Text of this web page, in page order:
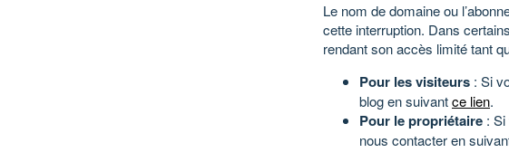
Le nom de domaine ou
cette interruption. Dans
rendant son accès limité tant
Pour les visiteurs : Si
blog en suivantce lien.
Pour le propriétaire :
nous contacter en